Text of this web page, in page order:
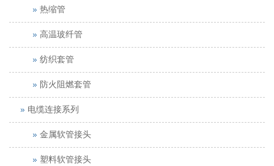
热缩管
高温玻纤管
纺织套管
防火阻燃套管
电缆连接系列
金属软管接头
塑料软管接头